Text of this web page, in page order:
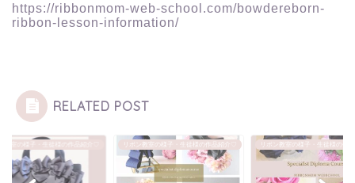
https://ribbonmom-web-school.com/bowdereborn-
ribbon-lesson-information/
RELATED POST
リボン教室の様子・生徒様の作品紹介♡ リボン教室の様子・生徒様の作